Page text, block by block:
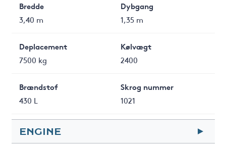
Bredde
3,40 m
Dybgang
1,35 m
Deplacement
7500 kg
Kølvægt
2400
Brændstof
430 L
Skrog nummer
1021
ENGINE